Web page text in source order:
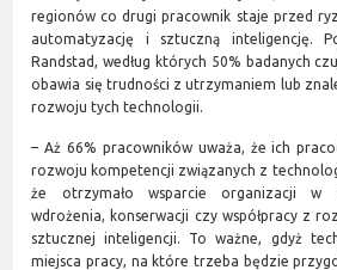
regionów co drugi pracownik staje przed
automatyzację i sztuczną inteligencję.
Randstad, według których 50% badanych
obawia się trudności z utrzymaniem lub
rozwoju tych technologii.
– Aż 66% pracowników uważa, że ich
rozwoju kompetencji związanych z
że otrzymało wsparcie organizacji w
wdrożenia, konserwacji czy współpracy z
sztucznej inteligencji. To ważne, gdyż
miejsca pracy, na które trzeba będzie